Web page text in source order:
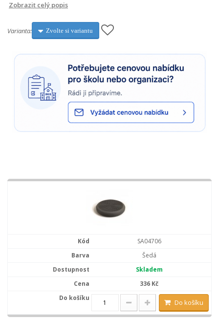
Zobrazit celý popis
Varianta: Zvolte si variantu
SA04706
Šedá
Skladem
336 Kč
Do košíku